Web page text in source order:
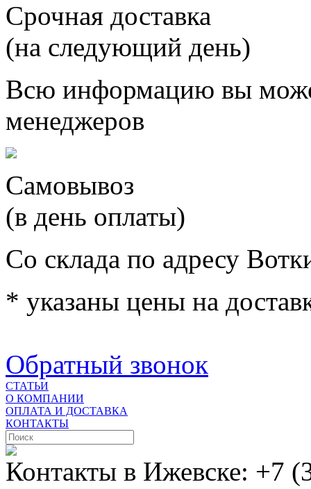
Срочная доставка
(на следующий день)
Всю информацию вы
менеджеров
Самовывоз
(в день оплаты)
Со склада по адресу
* указаны цены на
Обратный звонок
СТАТЬИ
О КОМПАНИИ
ОПЛАТА И ДОСТАВКА
КОНТАКТЫ
Контакты в Ижевске: +7